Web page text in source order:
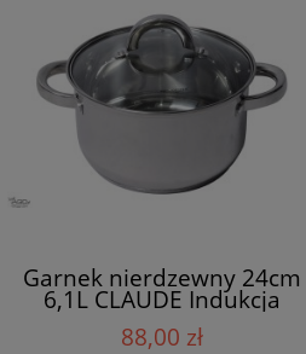
Garnek nierdzewny 24cm
6,1L CLAUDE Indukcja
88,00 zł